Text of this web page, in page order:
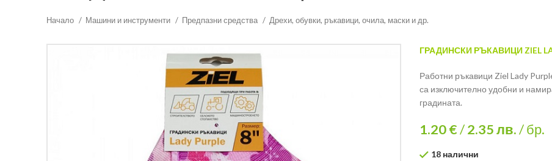
Начало Машини и инструменти Предпазни средства Дрехи, обувки, ръкавици, очила, маски и др.
ГРАДИНСКИ РЪКАВИЦИ ZIEL
Работни ръкавици Ziel Lady
са изключително удобни и
градината.
1.20 €/2.35лв./ бр.
18 налични